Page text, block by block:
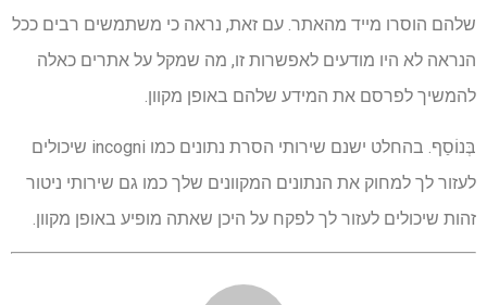
שלהם הוסרו מייד מהאתר. עם זאת, נראה כי משתמשים רבים ככל
הנראה לא היו מודעים לאפשרות זו, מה שמקל על אתרים כאלה
להמשיך לפרסם את המידע שלהם באופן מקוון.
בְּנוֹסַף. בהחלט ישנם שירותי הסרת נתונים כמו incogni שיכולים
לעזור לך למחוק את הנתונים המקוונים שלך כמו גם שירותי ניטור
זהות שיכולים לעזור לך לפקח על היכן שאתה מופיע באופן מקוון.